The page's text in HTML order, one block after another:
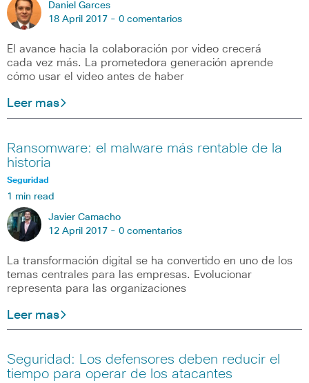
Daniel Garces
18 April 2017 - 0 comentarios
El avance hacia la colaboración por video crecerá
cada vez más. La prometedora generación aprende
cómo usar el video antes de haber
Leer mas
Ransomware: el malware más rentable de la
historia
Seguridad
1 min read
Javier Camacho
12 April 2017 - 0 comentarios
La transformación digital se ha convertido en uno de los
temas centrales para las empresas. Evolucionar
representa para las organizaciones
Leer mas
Seguridad: Los defensores deben reducir el
tiempo para operar de los atacantes